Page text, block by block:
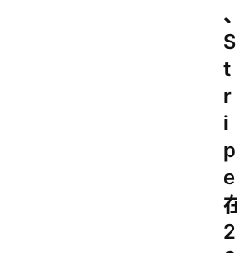
S
t
r
i
p
e
2